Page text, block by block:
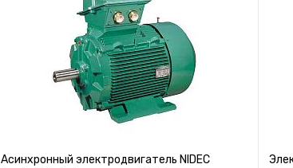
Асинхронный электродвигатель NIDEC